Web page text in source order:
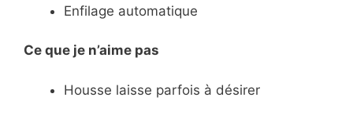
Enfilage automatique
Ce que je n’aime pas
Housse laisse parfois à désirer